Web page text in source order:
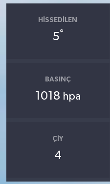
HISSEDILEN
5°
BASINÇ
1018 hpa
ÇIY
4